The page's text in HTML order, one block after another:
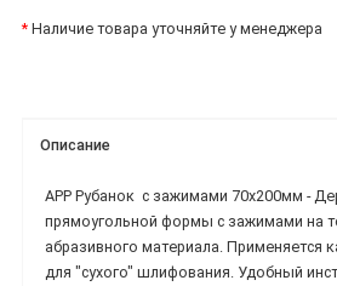
* Наличие товара уточняйте у менеджера
Описание
APP Рубанок с зажимами 70x200мм -
прямоугольной формы с зажимами на
абразивного материала. Применяется
для "сухого" шлифования. Удобный